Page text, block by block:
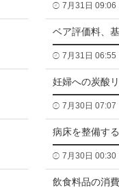
7月31日 09:06
ベア評価料、
7月31日 06:55
妊婦への炭酸
7月30日 07:07
病床を整備す
7月30日 00:30
飲食料品の消